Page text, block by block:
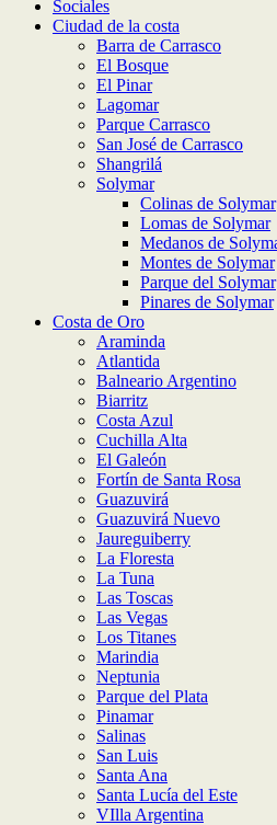
Sociales
Ciudad de la costa
Barra de Carrasco
El Bosque
El Pinar
Lagomar
Parque Carrasco
San José de Carrasco
Shangrilá
Solymar
Colinas de Solymar
Lomas de Solymar
Medanos de
Montes de Solymar
Parque del Solymar
Pinares de Solymar
Costa de Oro
Araminda
Atlantida
Balneario Argentino
Biarritz
Costa Azul
Cuchilla Alta
El Galeón
Fortín de Santa Rosa
Guazuvirá
Guazuvirá Nuevo
Jaureguiberry
La Floresta
La Tuna
Las Toscas
Las Vegas
Los Titanes
Marindia
Neptunia
Parque del Plata
Pinamar
Salinas
San Luis
Santa Ana
Santa Lucía del Este
VIlla Argentina